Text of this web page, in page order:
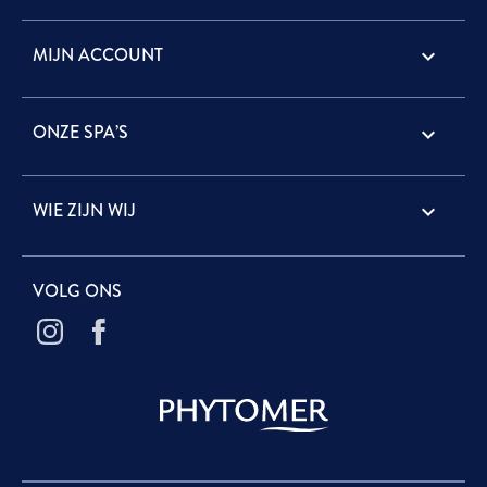
MIJN ACCOUNT 
ONZE SPA’S 
WIE ZIJN WIJ 
VOLG ONS